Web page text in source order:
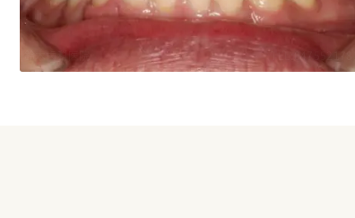
鈴木歯科医院 TEL:0475521781